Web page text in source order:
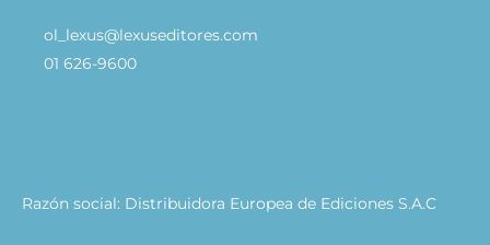
ol_lexus@lexuseditores.com
01 626-9600
Razón social: Distribuidora Europea de Ediciones S.A.C